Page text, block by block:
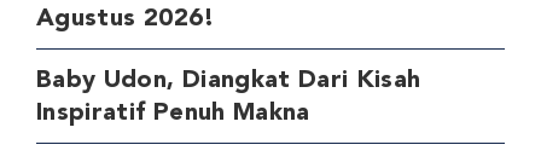
Agustus 2026!
Baby Udon, Diangkat Dari Kisah
Inspiratif Penuh Makna